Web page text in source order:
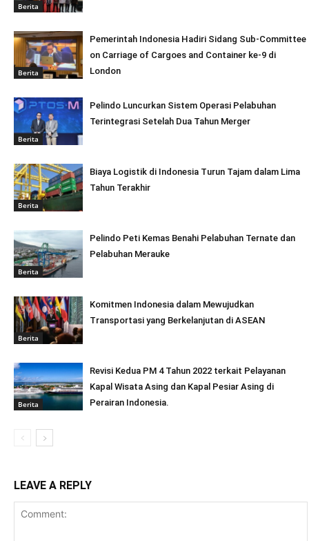
Berita
Berita
Pemerintah Indonesia Hadiri Sidang Sub-Committee
on Carriage of Cargoes and Container ke-9 di
London
Berita
Pelindo Luncurkan Sistem Operasi Pelabuhan
Terintegrasi Setelah Dua Tahun Merger
Berita
Biaya Logistik di Indonesia Turun Tajam dalam Lima
Tahun Terakhir
Berita
Pelindo Peti Kemas Benahi Pelabuhan Ternate dan
Pelabuhan Merauke
Berita
Komitmen Indonesia dalam Mewujudkan
Transportasi yang Berkelanjutan di ASEAN
Berita
Revisi Kedua PM 4 Tahun 2022 terkait Pelayanan
Kapal Wisata Asing dan Kapal Pesiar Asing di
Perairan Indonesia.
LEAVE A REPLY